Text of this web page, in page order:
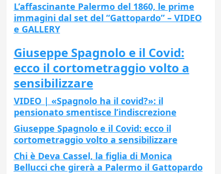
L’affascinante Palermo del 1860, le prime
immagini dal set del “Gattopardo” – VIDEO
e GALLERY
Giuseppe Spagnolo e il Covid:
ecco il cortometraggio volto a
sensibilizzare
VIDEO | «Spagnolo ha il covid?»: il
pensionato smentisce l’indiscrezione
Giuseppe Spagnolo e il Covid: ecco il
cortometraggio volto a sensibilizzare
Chi è Deva Cassel, la figlia di Monica
Bellucci che girerà a Palermo il Gattopardo